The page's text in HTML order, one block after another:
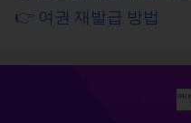
👉 여권 재발급 방법